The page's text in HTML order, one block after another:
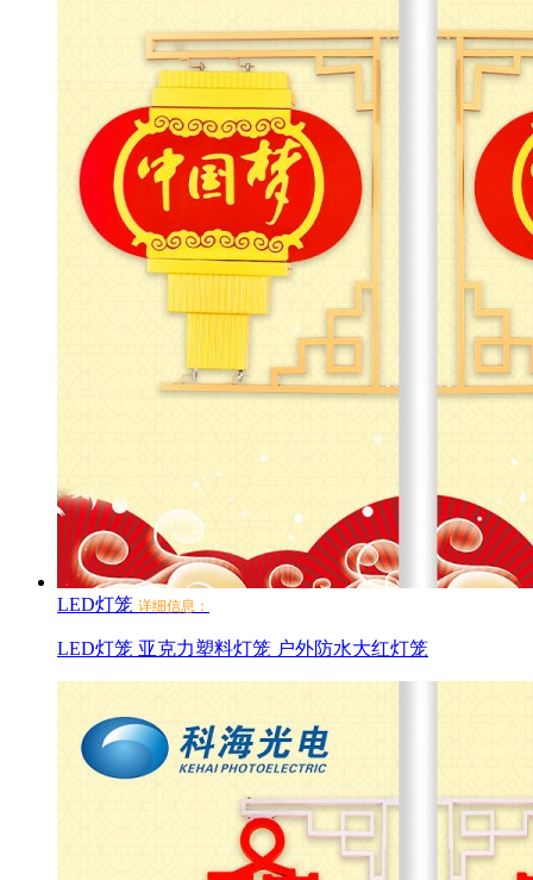
LED灯笼 详细信息：
LED灯笼 亚克力塑料灯笼 户外防水大红灯笼